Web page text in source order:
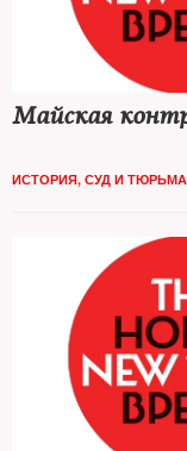
Майская
ИСТОРИЯ, СУД И ТЮРЬМА